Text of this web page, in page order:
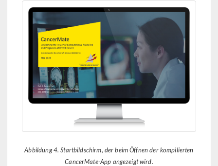
Abbildung 4. Startbildschirm, der beim Öffnen der kompilierten
CancerMate-App angezeigt wird.